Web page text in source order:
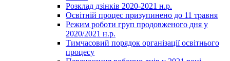
Розклад дзінків 2020-2021 н.р.
Освітній процес призупинено до 11 травня
Режим роботи груп продовженого дня у
2020/2021 н.р.
Тимчасовий порядок організації освітнього
процесу